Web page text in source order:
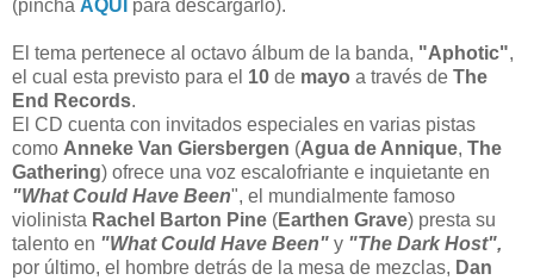
(pincha AQUÍ para descargarlo).
El tema pertenece al octavo álbum de la banda, "Aphotic",
el cual esta previsto para el 10 de mayo a través de The
End Records.
El CD cuenta con invitados especiales en varias pistas
como Anneke Van Giersbergen (Agua de Annique, The
Gathering) ofrece una voz escalofriante e inquietante en
"What Could Have Been", el mundialmente famoso
violinista Rachel Barton Pine (Earthen Grave) presta su
talento en "What Could Have Been" y "The Dark Host",
por último, el hombre detrás de la mesa de mezclas, Dan